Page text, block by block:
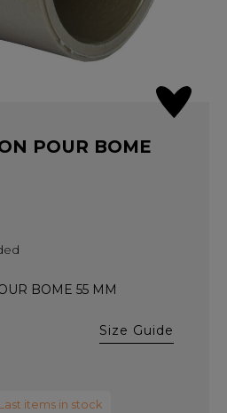
POUR BOME
BOME 55 MM
Last items in stock
Size Guide